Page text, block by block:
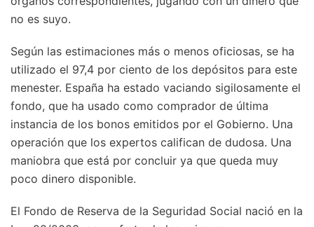
no es suyo.
Según las estimaciones más o menos oficiosas, se ha
utilizado el 97,4 por ciento de los depósitos para este
menester. España ha estado vaciando sigilosamente el
fondo, que ha usado como comprador de última
instancia de los bonos emitidos por el Gobierno. Una
operación que los expertos califican de dudosa. Una
maniobra que está por concluir ya que queda muy
poco dinero disponible.
El Fondo de Reserva de la Seguridad Social nació en la